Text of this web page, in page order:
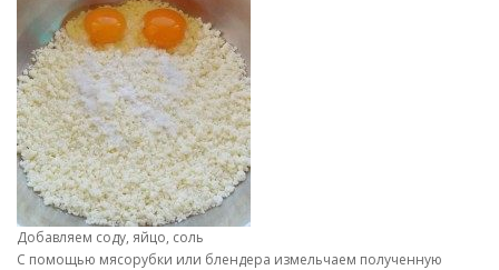
Добавляем соду, яйцо, соль
С помощью мясорубки или блендера измельчаем полученную